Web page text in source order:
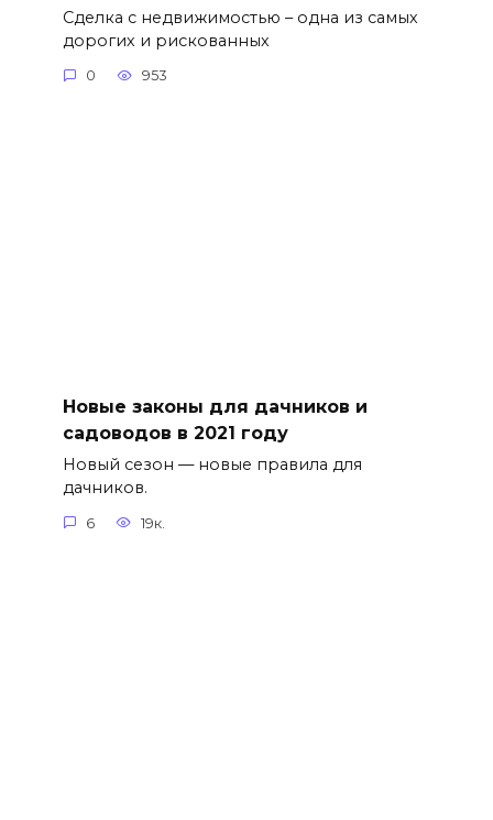
Сделка с недвижимостью – одна из самых
дорогих и рискованных
0 953
Новые законы для дачников и
садоводов в 2021 году
Новый сезон — новые правила для
дачников.
6 19к.